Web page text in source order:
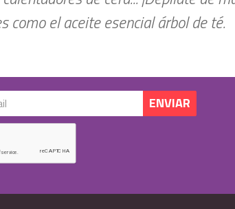
como el aceite esencial árbol de té.